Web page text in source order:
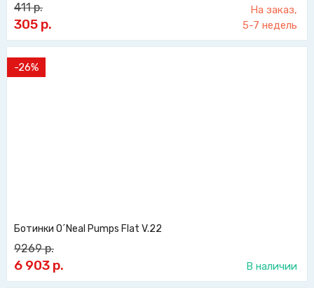
411р.
305 р.
На заказ,
5-7 недель
-26%
Ботинки O´Neal Pumps Flat V.22
9269р.
6 903 р. В наличии